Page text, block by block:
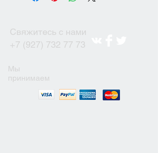
Свяжитесь с нами
+7 (927) 732 77 73
Мы
принимаем